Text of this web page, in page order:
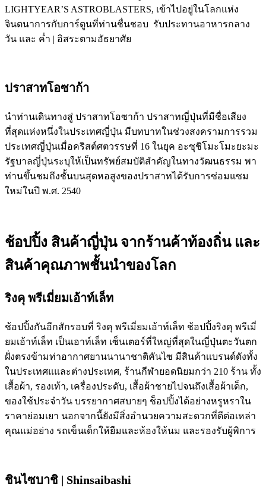
LIGHTYEAR’S ASTROBLASTERS, เข้าไปอยู่ในโลกแห่ง
จินตนาการกับการ์ตูนที่ท่านชื่นชอบ รับประทานอาหารกลาง
วัน และ ค่ำ | อิสระตามอัธยาศัย
ปราสาทโอซาก้า
นำท่านเดินทางสู่ ปราสาทโอซาก้า ปราสาทญี่ปุ่นที่มีชื่อเสียง
ที่สุดแห่งหนึ่งในประเทศญี่ปุ่น มีบทบาทในช่วงสงครามการรวม
ประเทศญี่ปุ่นเมื่อคริสต์ศตวรรษที่ 16 ในยุค อะซุชิโมะโมะยะมะ
รัฐบาลญี่ปุ่นระบุให้เป็นทรัพย์สมบัติสำคัญในทางวัฒนธรรม พา
ท่านขึ้นชมถึงชั้นบนสุดหอสูงของปราสาทได้รับการซ่อมแซม
ใหม่ในปี พ.ศ. 2540
ช้อปปิ้ง สินค้าญี่ปุ่น จากร้านค้าท้องถิ่น และ
สินค้าคุณภาพชั้นนำของโลก
ริงคุ พรีเมี่ยมเอ้าท์เล็ท
ช้อปปิ้งกันอีกสักรอบที่ ริงคุ พรีเมี่ยมเอ้าท์เล็ท ช้อปปิ้งริงคุ พรีเมี่
ยมเอ้าท์เล็ท เป็นเอาท์เล็ท เซ็นเตอร์ที่ใหญ่ที่สุดในญี่ปุ่นตะวันตก
ฝั่งตรงข้ามท่าอากาศยานนานาชาติคันไซ มีสินค้าเเบรนด์ดังทั้ง
ในประเทศแและต่างประเทศ, ร้านกีฬายอดนิยมกว่า 210 ร้าน ทั้ง
เสื้อผ้า, รองเท้า, เครื่องประดับ, เสื้อผ้าชายไปจนถึงเสื้อผ้าเด็ก,
ของใช้ประจำวัน บรรยากาศสบายๆ ช็อปปิ้งได้อย่างหรูหราใน
ราคาย่อมเยา นอกจากนี้ยังมีสิ่งอำนวยความสะดวกที่ดีต่อเหล่า
คุณแม่อย่าง รถเข็นเด็กให้ยืมและห้องให้นม และรองรับผู้พิการ
ชินไซบาชิ | Shinsaibashi